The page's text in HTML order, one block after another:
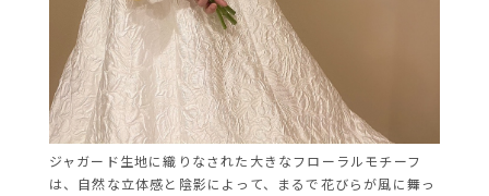
ジャガード生地に織りなされた大きなフローラルモチーフ
は、自然な立体感と陰影によって、まるで花びらが風に舞っ